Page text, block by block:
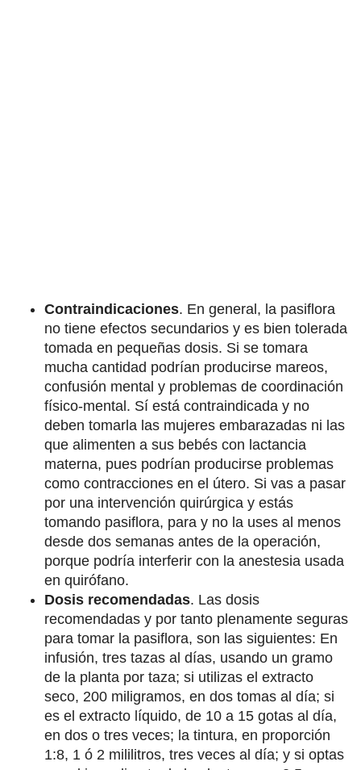
Contraindicaciones. En general, la pasiflora
no tiene efectos secundarios y es bien tolerada
tomada en pequeñas dosis. Si se tomara
mucha cantidad podrían producirse mareos,
confusión mental y problemas de coordinación
físico-mental. Sí está contraindicada y no
deben tomarla las mujeres embarazadas ni las
que alimenten a sus bebés con lactancia
materna, pues podrían producirse problemas
como contracciones en el útero. Si vas a pasar
por una intervención quirúrgica y estás
tomando pasiflora, para y no la uses al menos
desde dos semanas antes de la operación,
porque podría interferir con la anestesia usada
en quirófano.
Dosis recomendadas. Las dosis
recomendadas y por tanto plenamente seguras
para tomar la pasiflora, son las siguientes: En
infusión, tres tazas al días, usando un gramo
de la planta por taza; si utilizas el extracto
seco, 200 miligramos, en dos tomas al día; si
es el extracto líquido, de 10 a 15 gotas al día,
en dos o tres veces; la tintura, en proporción
1:8, 1 ó 2 mililitros, tres veces al día; y si optas